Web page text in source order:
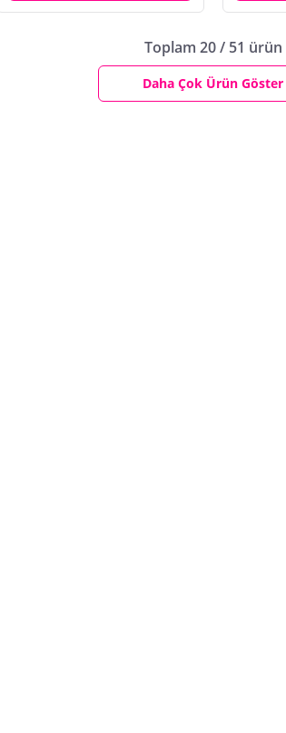
Toplam 20 / 51 ürün
Daha Çok Ürün Göster